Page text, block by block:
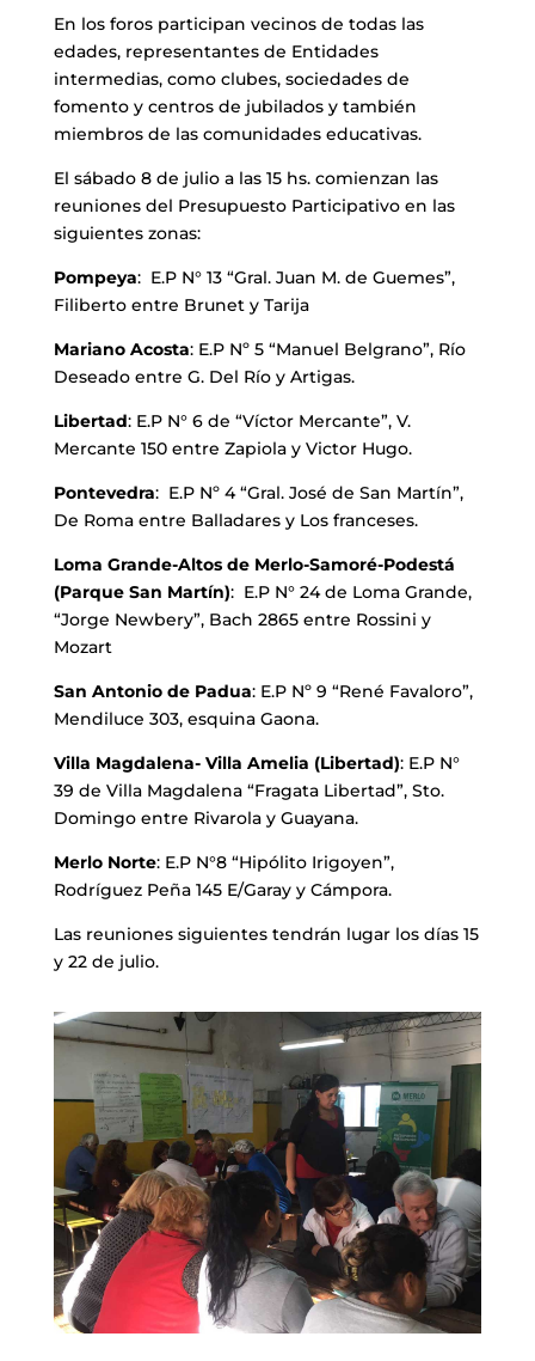
En los foros participan vecinos de todas las
edades, representantes de Entidades
intermedias, como clubes, sociedades de
fomento y centros de jubilados y también
miembros de las comunidades educativas.
El sábado 8 de julio a las 15 hs. comienzan las
reuniones del Presupuesto Participativo en las
siguientes zonas:
Pompeya: E.P N° 13 “Gral. Juan M. de Guemes”,
Filiberto entre Brunet y Tarija
Mariano Acosta: E.P Nº 5 “Manuel Belgrano”, Río
Deseado entre G. Del Río y Artigas.
Libertad: E.P N° 6 de “Víctor Mercante”, V.
Mercante 150 entre Zapiola y Victor Hugo.
Pontevedra: E.P Nº 4 “Gral. José de San Martín”,
De Roma entre Balladares y Los franceses.
Loma Grande-Altos de Merlo-Samoré-Podestá
(Parque San Martín): E.P N° 24 de Loma Grande,
“Jorge Newbery”, Bach 2865 entre Rossini y
Mozart
San Antonio de Padua: E.P Nº 9 “René Favaloro”,
Mendiluce 303, esquina Gaona.
Villa Magdalena- Villa Amelia (Libertad): E.P N°
39 de Villa Magdalena “Fragata Libertad”, Sto.
Domingo entre Rivarola y Guayana.
Merlo Norte: E.P N°8 “Hipólito Irigoyen”,
Rodríguez Peña 145 E/Garay y Cámpora.
Las reuniones siguientes tendrán lugar los días 15
y 22 de julio.